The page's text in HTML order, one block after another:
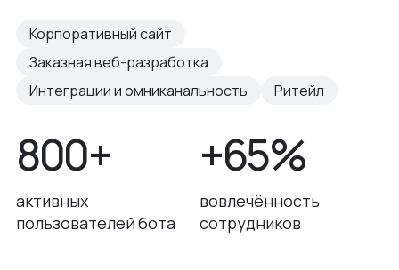
Корпоративный сайт
Заказная веб-разработка
Интеграции и омниканальность
Ритейл
800+
активных
пользователей бота
+65%
вовлечённость
сотрудников